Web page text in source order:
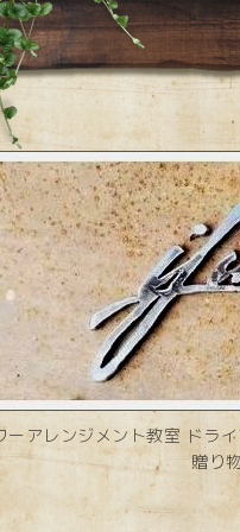
ーアレンジメント教室 ドラ
贈り